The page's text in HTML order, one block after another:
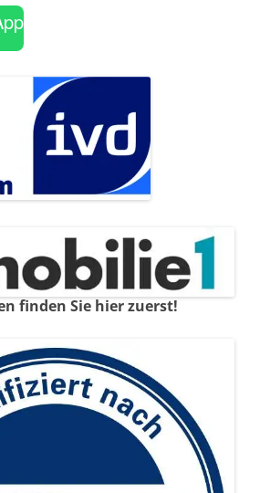
finden Sie hier zuerst!